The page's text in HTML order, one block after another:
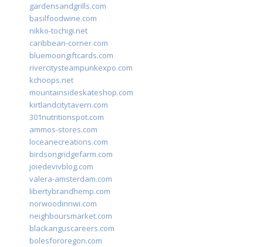
gardensandgrills.com
basilfoodwine.com
nikko-tochigi.net
caribbean-corner.com
bluemoongiftcards.com
rivercitysteampunkexpo.com
kchoops.net
mountainsideskateshop.com
kirtlandcitytavern.com
301nutritionspot.com
ammos-stores.com
loceanecreations.com
birdsongridgefarm.com
joiedevivblog.com
valera-amsterdam.com
libertybrandhemp.com
norwoodinnwi.com
neighboursmarket.com
blackanguscareers.com
bolesfororegon.com